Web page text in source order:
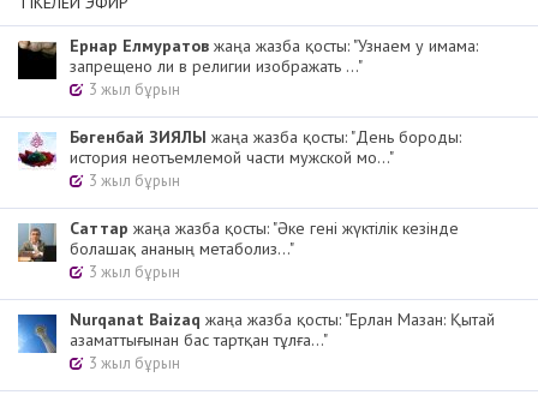
Ернар Елмуратов жаңа жазба қосты: "Узнаем у имама:
запрещено ли в религии изображать ..."
3 жыл бұрын
Бөгенбай ЗИЯЛЫ жаңа жазба қосты: "День бороды:
история неотъемлемой части мужской мо..."
3 жыл бұрын
Cаттар жаңа жазба қосты: "Әке гені жүктілік кезінде
болашақ ананың метаболиз..."
3 жыл бұрын
Nurqanat Baizaq жаңа жазба қосты: "Ерлан Мазан: Қытай
азаматтығынан бас тартқан тұлға..."
3 жыл бұрын